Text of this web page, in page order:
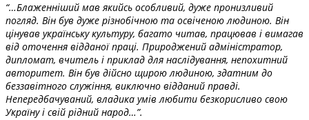
“…Блаженніший мав якийсь особливий, дуже пронизливий
погляд. Він був дуже різнобічною та освіченою людиною. Він
цінував українську культуру, багато читав, працював і вимагав
від оточення відданої праці. Природжений адміністратор,
дипломат, вчитель і приклад для наслідування, непохитний
авторитет. Він був дійсно щирою людиною, здатним до
беззавітного служіння, виключно відданий правді.
Непередбачуваний, владика умів любити безкорисливо свою
Україну і свій рідний народ…”.